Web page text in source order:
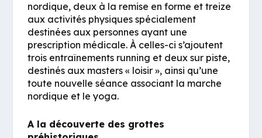
nordique, deux à la remise en forme et treize
aux activités physiques spécialement
destinées aux personnes ayant une
prescription médicale. À celles-ci s’ajoutent
trois entraînements running et deux sur piste,
destinés aux masters « loisir », ainsi qu’une
toute nouvelle séance associant la marche
nordique et le yoga.
A la découverte des grottes